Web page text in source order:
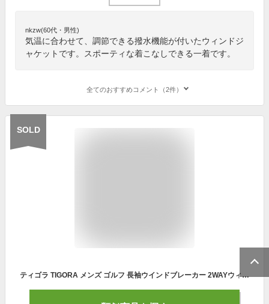
nkzw(60代・男性)
気温に合わせて、調節できる撥水機能が付いたウィンドジ
ャケットです。スポーティな着こなしできる一着です。
全てのおすすめコメント（2件）
SOLD
ティゴラ TIGORA メンズ ゴルフ 長袖ウインドブレーカー 2WAYウィンドジャケット TR-1W1102F2W （グレー）